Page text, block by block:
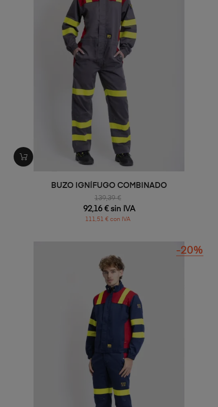
BUZO IGNÍFUGO COMBINADO
139,39 €
92,16 € sin IVA
111,51 € con IVA
-20%